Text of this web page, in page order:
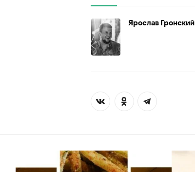
Ярослав Гронский